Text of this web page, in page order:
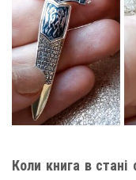
Коли книга в